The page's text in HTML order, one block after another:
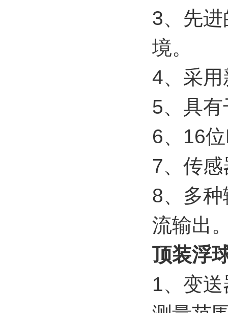
3、先
境。
4、采
5、具
6、16
7、传
8、多
流输出
顶装浮
1、变